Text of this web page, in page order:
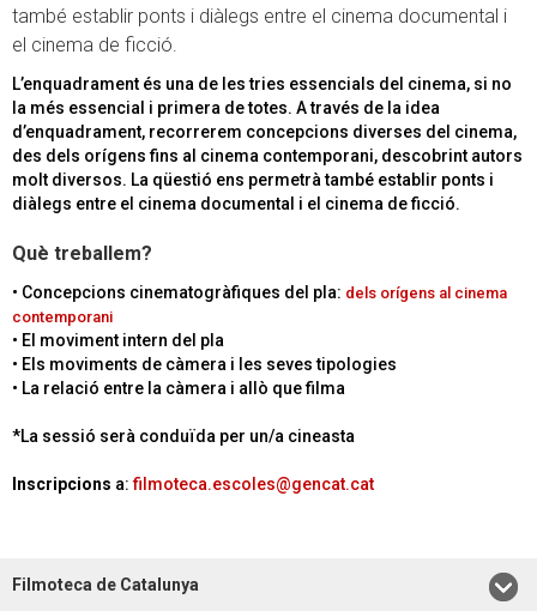
també establir ponts i diàlegs entre el cinema documental i
el cinema de ficció.
L’enquadrament és una de les tries essencials del cinema, si no
la més essencial i primera de totes. A través de la idea
d’enquadrament, recorrerem concepcions diverses del cinema,
des dels orígens fins al cinema contemporani, descobrint autors
molt diversos. La qüestió ens permetrà també establir ponts i
diàlegs entre el cinema documental i el cinema de ficció.
Què treballem?
• Concepcions cinematogràfiques del pla: dels orígens al cinema
contemporani
• El moviment intern del pla
• Els moviments de càmera i les seves tipologies
• La relació entre la càmera i allò que filma
*La sessió serà conduïda per un/a cineasta
Inscripcions a:filmoteca.escoles@gencat.cat
Filmoteca de Catalunya